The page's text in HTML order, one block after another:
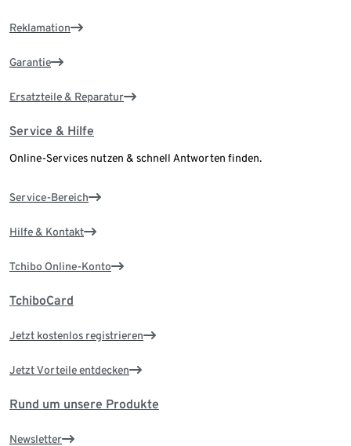
Reklamation
Garantie
Ersatzteile & Reparatur
Service & Hilfe
Online-Services nutzen & schnell Antworten finden.
Service-Bereich
Hilfe & Kontakt
Tchibo Online-Konto
TchiboCard
Jetzt kostenlos registrieren
Jetzt Vorteile entdecken
Rund um unsere Produkte
Newsletter